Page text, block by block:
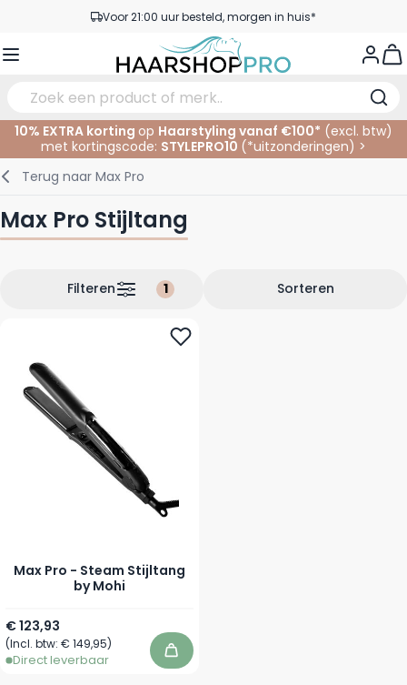
Ga naar de inhoudVoor 21:00 uur besteld, morgen in huis*
Gratis verzending vanaf €50,- excl. BTW
Verzorging
Haarkleuring
Haarmode
In de Salon
Kleuren
Permanenten
Elektrisch
Knipbenodigdheden
Gezichtsverzorging
Tanning
Oogverzorging
Wenkbrauwen
Lippen
Accessoires
Nagelproducten
SALE
10% EXTRA korting op Haarstyling vanaf €100* (excl. btw)
met kortingscode: STYLEPRO10 (*uitzonderingen) >
Terug naar Max Pro
Max Pro Stijltang
Sorteren
Filteren
Max Pro - Steam Stijltang
by Mohi
€ 123,93
(Incl. btw: € 149,95)
Direct leverbaar In winkelwagen